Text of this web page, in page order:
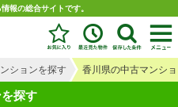
報の総合サイトです。
ションを探す 香川県の中古マンシ
探す